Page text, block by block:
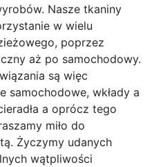
Nasze tkaniny
w wielu
poprzez
aż po samochodowy.
są więc
samochodowe, wkłady a
a oprócz tego
miło do
Życzymy udanych
wątpliwości